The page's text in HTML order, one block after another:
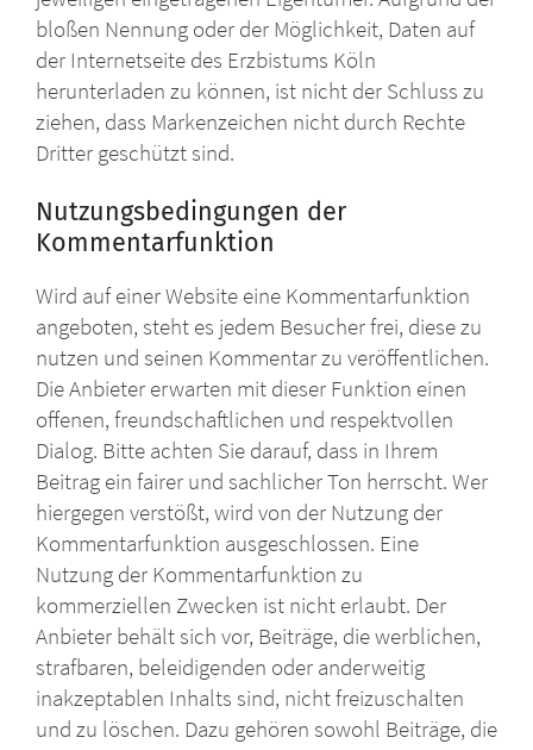
bloßen Nennung oder der Möglichkeit, Daten auf
der Internetseite des Erzbistums Köln
herunterladen zu können, ist nicht der Schluss zu
ziehen, dass Markenzeichen nicht durch Rechte
Dritter geschützt sind.
Nutzungsbedingungen der
Kommentarfunktion
Wird auf einer Website eine Kommentarfunktion
angeboten, steht es jedem Besucher frei, diese zu
nutzen und seinen Kommentar zu veröffentlichen.
Die Anbieter erwarten mit dieser Funktion einen
offenen, freundschaftlichen und respektvollen
Dialog. Bitte achten Sie darauf, dass in Ihrem
Beitrag ein fairer und sachlicher Ton herrscht. Wer
hiergegen verstößt, wird von der Nutzung der
Kommentarfunktion ausgeschlossen. Eine
Nutzung der Kommentarfunktion zu
kommerziellen Zwecken ist nicht erlaubt. Der
Anbieter behält sich vor, Beiträge, die werblichen,
strafbaren, beleidigenden oder anderweitig
inakzeptablen Inhalts sind, nicht freizuschalten
und zu löschen. Dazu gehören sowohl Beiträge, die